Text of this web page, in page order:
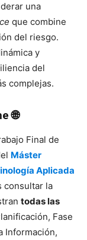
una
que combine
del riesgo.
y
del
complejas.
🌐
Final de
Máster
Aplicada
consultar la
todas las
Fase
Información,